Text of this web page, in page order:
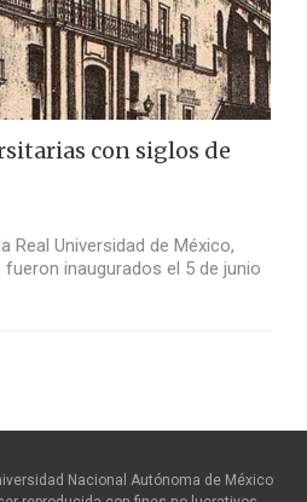
con siglos de
Real Universidad de México,
inaugurados el 5 de junio
Nacional Autónoma de México